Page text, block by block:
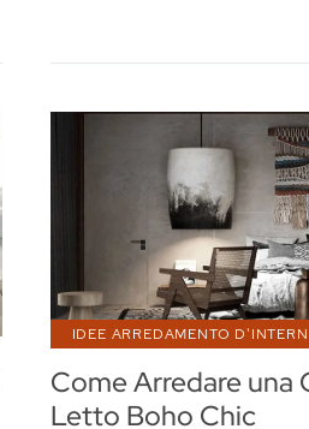
industriale:
Come Arredare una
Letto Boho Chic
IDEE ARREDAMENTO